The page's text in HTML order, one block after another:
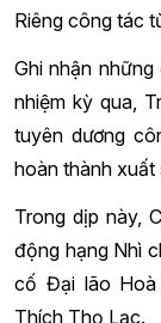
Riêng công tác
Ghi nhận
nhiệm kỳ qua,
tuyên dương
hoàn thành
Trong dịp này,
động hạng Nhì
cố Đại lão Hoà
Thích Thọ Lạc.